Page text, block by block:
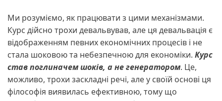
Ми розуміємо, як працювати з цими механізмами.
Курс дійсно трохи девальвував, але ця девальвація є
відображенням певних економічних процесів і не
стала шоковою та небезпечною для економіки. Курс
став поглиначем шоків, а не генератором. Це,
можливо, трохи заскладні речі, але у своїй основі ця
філософія виявилась ефективною, тому що